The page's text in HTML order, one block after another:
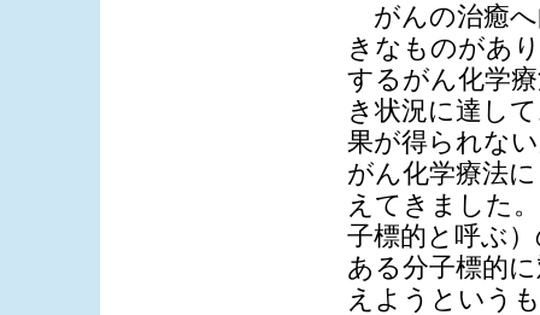
がんの治癒へ
きなものがあ
するがん化学
き状況に達し
果が得られな
がん化学療法
えてきました
子標的と呼ぶ
ある分子標的
えようという